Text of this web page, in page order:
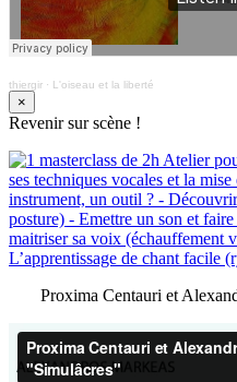
thiergir · L'oiseau et la liberté
×
Revenir sur scène !
Proxima Centauri et